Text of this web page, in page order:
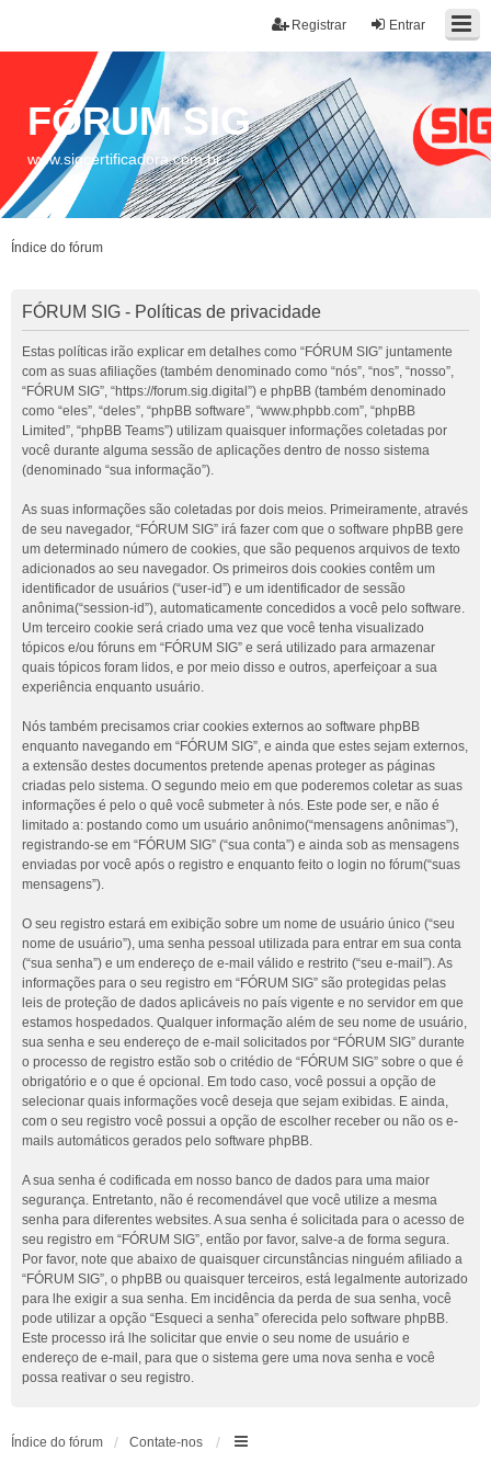
Entrar
Registrar
FÓRUM SIG
www.sigcertificadora.com.br
Índice do fórum
FÓRUM SIG - Políticas de privacidade
Estas políticas irão explicar em detalhes como “FÓRUM SIG” juntamente
com as suas afiliações (também denominado como “nós”, “nos”, “nosso”,
“FÓRUM SIG”, “https://forum.sig.digital”) e phpBB (também denominado
como “eles”, “deles”, “phpBB software”, “www.phpbb.com”, “phpBB
Limited”, “phpBB Teams”) utilizam quaisquer informações coletadas por
você durante alguma sessão de aplicações dentro de nosso sistema
(denominado “sua informação”).
As suas informações são coletadas por dois meios. Primeiramente, através
de seu navegador, “FÓRUM SIG” irá fazer com que o software phpBB gere
um determinado número de cookies, que são pequenos arquivos de texto
adicionados ao seu navegador. Os primeiros dois cookies contêm um
identificador de usuários (“user-id”) e um identificador de sessão
anônima(“session-id”), automaticamente concedidos a você pelo software.
Um terceiro cookie será criado uma vez que você tenha visualizado
tópicos e/ou fóruns em “FÓRUM SIG” e será utilizado para armazenar
quais tópicos foram lidos, e por meio disso e outros, aperfeiçoar a sua
experiência enquanto usuário.
Nós também precisamos criar cookies externos ao software phpBB
enquanto navegando em “FÓRUM SIG”, e ainda que estes sejam externos,
a extensão destes documentos pretende apenas proteger as páginas
criadas pelo sistema. O segundo meio em que poderemos coletar as suas
informações é pelo o quê você submeter à nós. Este pode ser, e não é
limitado a: postando como um usuário anônimo(“mensagens anônimas”),
registrando-se em “FÓRUM SIG” (“sua conta”) e ainda sob as mensagens
enviadas por você após o registro e enquanto feito o login no fórum(“suas
mensagens”).
O seu registro estará em exibição sobre um nome de usuário único (“seu
nome de usuário”), uma senha pessoal utilizada para entrar em sua conta
(“sua senha”) e um endereço de e-mail válido e restrito (“seu e-mail”). As
informações para o seu registro em “FÓRUM SIG” são protegidas pelas
leis de proteção de dados aplicáveis no país vigente e no servidor em que
estamos hospedados. Qualquer informação além de seu nome de usuário,
sua senha e seu endereço de e-mail solicitados por “FÓRUM SIG” durante
o processo de registro estão sob o critédio de “FÓRUM SIG” sobre o que é
obrigatório e o que é opcional. Em todo caso, você possui a opção de
selecionar quais informações você deseja que sejam exibidas. E ainda,
com o seu registro você possui a opção de escolher receber ou não os e-
mails automáticos gerados pelo software phpBB.
A sua senha é codificada em nosso banco de dados para uma maior
segurança. Entretanto, não é recomendável que você utilize a mesma
senha para diferentes websites. A sua senha é solicitada para o acesso de
seu registro em “FÓRUM SIG”, então por favor, salve-a de forma segura.
Por favor, note que abaixo de quaisquer circunstâncias ninguém afiliado a
“FÓRUM SIG”, o phpBB ou quaisquer terceiros, está legalmente autorizado
para lhe exigir a sua senha. Em incidência da perda de sua senha, você
pode utilizar a opção “Esqueci a senha” oferecida pelo software phpBB.
Este processo irá lhe solicitar que envie o seu nome de usuário e
endereço de e-mail, para que o sistema gere uma nova senha e você
possa reativar o seu registro.
Índice do fórum Contate-nos